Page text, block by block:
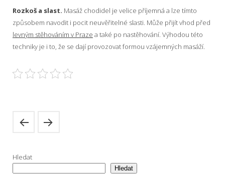
Rozkoš a slast. Masáž chodidel je velice příjemná a lze tímto
způsobem navodit i pocit neuvěřitelné slasti. Může přijít vhod před
levným stěhováním v Praze a také po nastěhování. Výhodou této
techniky je i to, že se dají provozovat formou vzájemných masáží.
Hledat
Hledat